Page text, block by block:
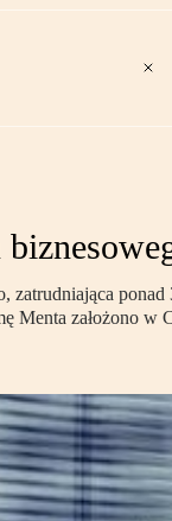
Menta założono w